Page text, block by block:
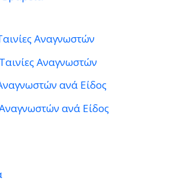
Αναγνωστών
Αναγνωστών
ανά Είδος
ανά Είδος